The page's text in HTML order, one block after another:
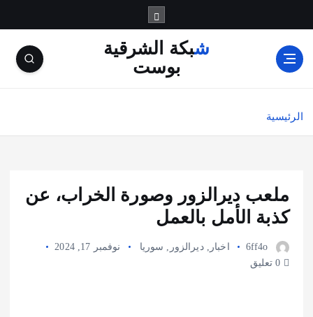
ل
شبكة الشرقية
بوست
الرئيسية
ملعب ديرالزور وصورة الخراب، عن
كذبة الأمل بالعمل
6ff4o اخبار ,ديرالزور سوريا
نوفمبر 17, 2024